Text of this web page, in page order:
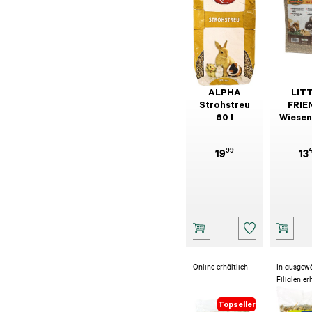
ALPHA
Strohstreu
60 l
1999 13
Online erhältlich
Topseller
In
Filialen